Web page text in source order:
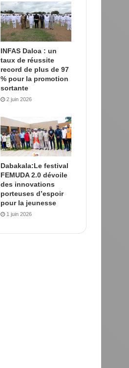
INFAS Daloa : un
taux de réussite
record de plus de 97
% pour la promotion
sortante
2 juin 2026
Dabakala:Le festival
FEMUDA 2.0 dévoile
des innovations
porteuses d’espoir
pour la jeunesse
1 juin 2026